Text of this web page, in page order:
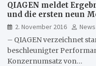
QIAGEN meldet
und die ersten neun
2. November 2016
News
– QIAGEN verzeichnet
beschleunigter
Konzernumsatz von…